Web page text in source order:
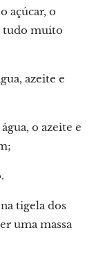
açúcar, o
tudo muito
azeite e
o azeite e
tigela dos
uma massa